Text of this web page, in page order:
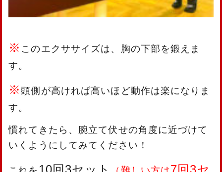
※ このエクササイズは、胸の下部を鍛えま
す。
※頭側が高ければ高いほど動作は楽になりま
す。
慣れてきたら、腕立て伏せの角度に近づけて
いくようにしてみてください！
10回3セット
7回3セ